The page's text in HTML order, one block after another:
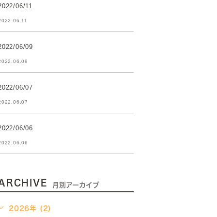
06/11
06/09
06/07
06/06
月別アーカイブ
2026年 (2)